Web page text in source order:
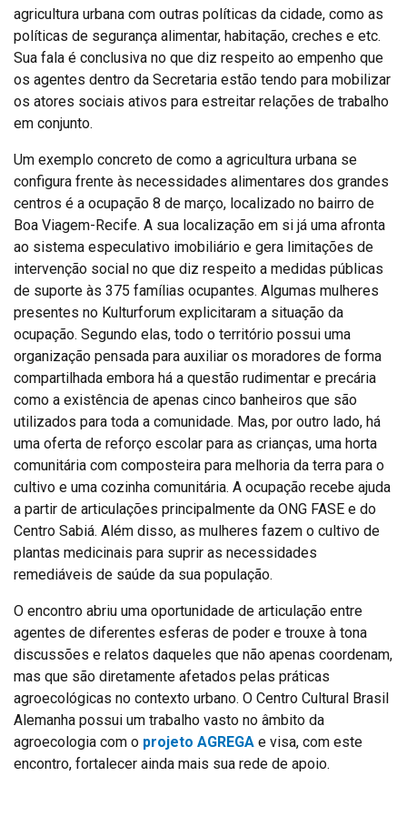
agricultura urbana com outras políticas da cidade, como as
políticas de segurança alimentar, habitação, creches e etc.
Sua fala é conclusiva no que diz respeito ao empenho que
os agentes dentro da Secretaria estão tendo para mobilizar
os atores sociais ativos para estreitar relações de trabalho
em conjunto.
Um exemplo concreto de como a agricultura urbana se
configura frente às necessidades alimentares dos grandes
centros é a ocupação 8 de março, localizado no bairro de
Boa Viagem-Recife. A sua localização em si já uma afronta
ao sistema especulativo imobiliário e gera limitações de
intervenção social no que diz respeito a medidas públicas
de suporte às 375 famílias ocupantes. Algumas mulheres
presentes no Kulturforum explicitaram a situação da
ocupação. Segundo elas, todo o território possui uma
organização pensada para auxiliar os moradores de forma
compartilhada embora há a questão rudimentar e precária
como a existência de apenas cinco banheiros que são
utilizados para toda a comunidade. Mas, por outro lado, há
uma oferta de reforço escolar para as crianças, uma horta
comunitária com composteira para melhoria da terra para o
cultivo e uma cozinha comunitária. A ocupação recebe ajuda
a partir de articulações principalmente da ONG FASE e do
Centro Sabiá. Além disso, as mulheres fazem o cultivo de
plantas medicinais para suprir as necessidades
remediáveis de saúde da sua população.
O encontro abriu uma oportunidade de articulação entre
agentes de diferentes esferas de poder e trouxe à tona
discussões e relatos daqueles que não apenas coordenam,
mas que são diretamente afetados pelas práticas
agroecológicas no contexto urbano. O Centro Cultural Brasil
Alemanha possui um trabalho vasto no âmbito da
agroecologia com o projeto AGREGA e visa, com este
encontro, fortalecer ainda mais sua rede de apoio.